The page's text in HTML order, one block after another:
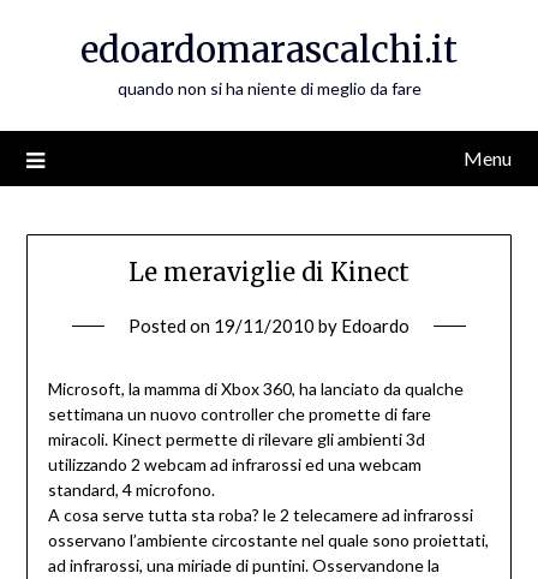
edoardomarascalchi.it
quando non si ha niente di meglio da fare
Menu
Le meraviglie di Kinect
Posted on 19/11/2010 by Edoardo
Microsoft, la mamma di Xbox 360, ha lanciato da qualche
settimana un nuovo controller che promette di fare
miracoli. Kinect permette di rilevare gli ambienti 3d
utilizzando 2 webcam ad infrarossi ed una webcam
standard, 4 microfono.
A cosa serve tutta sta roba? le 2 telecamere ad infrarossi
osservano l’ambiente circostante nel quale sono proiettati,
ad infrarossi, una miriade di puntini. Osservandone la